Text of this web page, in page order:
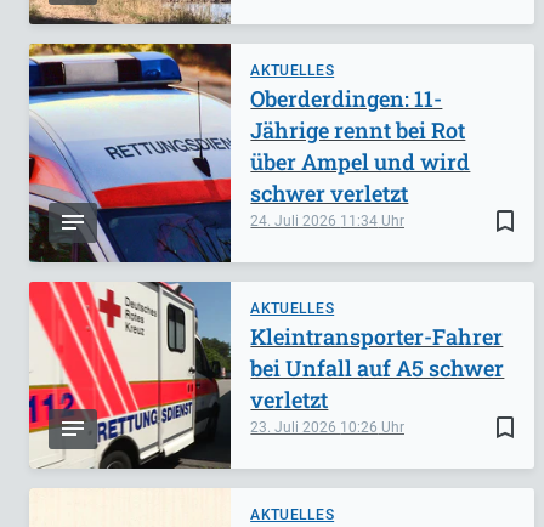
AKTUELLES
bookmark_border
24. Juli 2026 11:34
Oberderdingen: 11-
Jährige rennt bei Rot
über Ampel und wird
schwer verletzt
AKTUELLES
bookmark_border
23. Juli 2026 10:26
Kleintransporter-Fahrer
bei Unfall auf A5 schwer
verletzt
AKTUELLES